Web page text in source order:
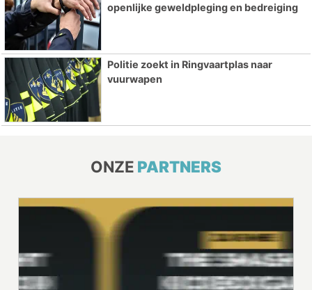
openlijke geweldpleging en bedreiging
Politie zoekt in Ringvaartplas naar
vuurwapen
ONZE PARTNERS